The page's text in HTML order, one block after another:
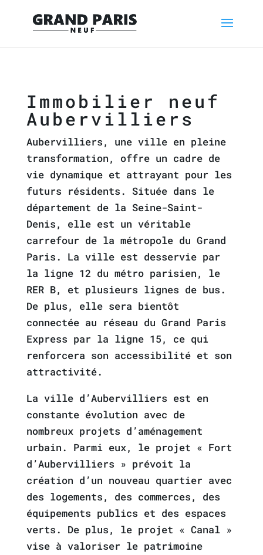
Immobilier neuf
Aubervilliers
Aubervilliers, une ville en pleine
transformation, offre un cadre de
vie dynamique et attrayant pour les
futurs résidents. Située dans le
département de la Seine-Saint-
Denis, elle est un véritable
carrefour de la métropole du Grand
Paris. La ville est desservie par
la ligne 12 du métro parisien, le
RER B, et plusieurs lignes de bus.
De plus, elle sera bientôt
connectée au réseau du Grand Paris
Express par la ligne 15, ce qui
renforcera son accessibilité et son
attractivité.
La ville d’Aubervilliers est en
constante évolution avec de
nombreux projets d’aménagement
urbain. Parmi eux, le projet « Fort
d’Aubervilliers » prévoit la
création d’un nouveau quartier avec
des logements, des commerces, des
équipements publics et des espaces
verts. De plus, le projet « Canal »
vise à valoriser le patrimoine